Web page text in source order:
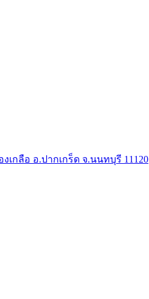
กลือ อ.ปากเกร็ด จ.นนทบุรี 11120